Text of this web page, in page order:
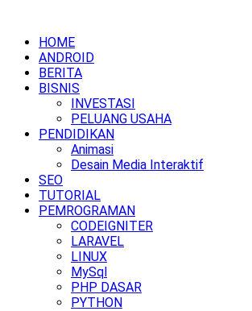
HOME
ANDROID
BERITA
BISNIS
INVESTASI
PELUANG USAHA
PENDIDIKAN
Animasi
Desain Media Interaktif
SEO
TUTORIAL
PEMROGRAMAN
CODEIGNITER
LARAVEL
LINUX
MySql
PHP DASAR
PYTHON